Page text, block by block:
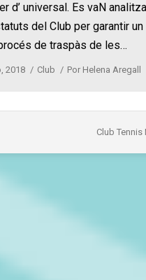
d’ universal. Es vaN
del Club per garantir un
de traspàs de les…
2018 Club Por Helena Aregall
Club Tennis